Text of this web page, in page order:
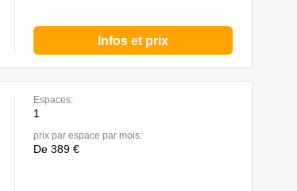
Infos et prix
Espaces:
1
prix par espace par mois:
De 389 €